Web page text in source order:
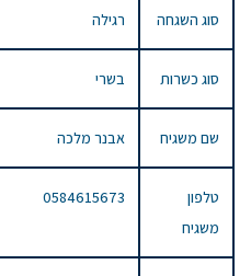
סוג השגחה רגילה
סוג כשרות בשרי
שם משגיח אבנר מלכה
טלפון
משגיח
0584615673